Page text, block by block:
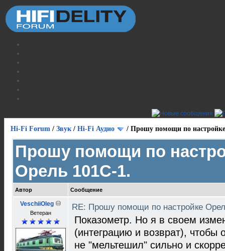
Hi-Fi Forum / Звук / Hi-Fi Аудио / Прошу помощи по
Прошу помощи по
Орель 101С-1.
Автор Сообщение
VeschiiOleg
Ветеран
RE: Прошу помощи по настройке
Показометр. Но я в своем
(интеграцию и возврат), чтобы
не "мельтешил" сильно и